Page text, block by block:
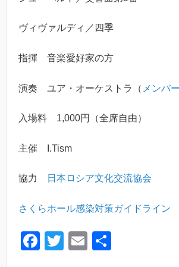
ヴィヴァルディ／四季
指揮 音楽愛好家の方
演奏 ユア・オーケストラ（ メンバ
入場料 1,000円（全席自由）
主催 I.Tism
協力 日本ロシア文化交流協会
さくらホール感染対策ガイドライン
F
T
E